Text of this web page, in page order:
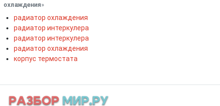
охлаждения»
радиатор охлаждения
радиатор интеркулера
радиатор интеркулера
радиатор охлаждения
корпус термостата